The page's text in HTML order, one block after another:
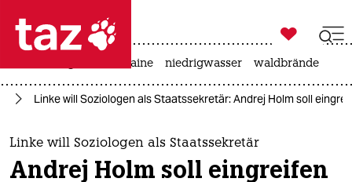
 taz zahl ich
taz zahl ich
themen

taz zahl ich
krieg in der ukraine niedrigwasser waldbrände
Linke will Soziologen als Staatssekretär: Andrej Holm soll
Linke will Soziologen als Staatssekretär
Andrej Holm soll eingreifen